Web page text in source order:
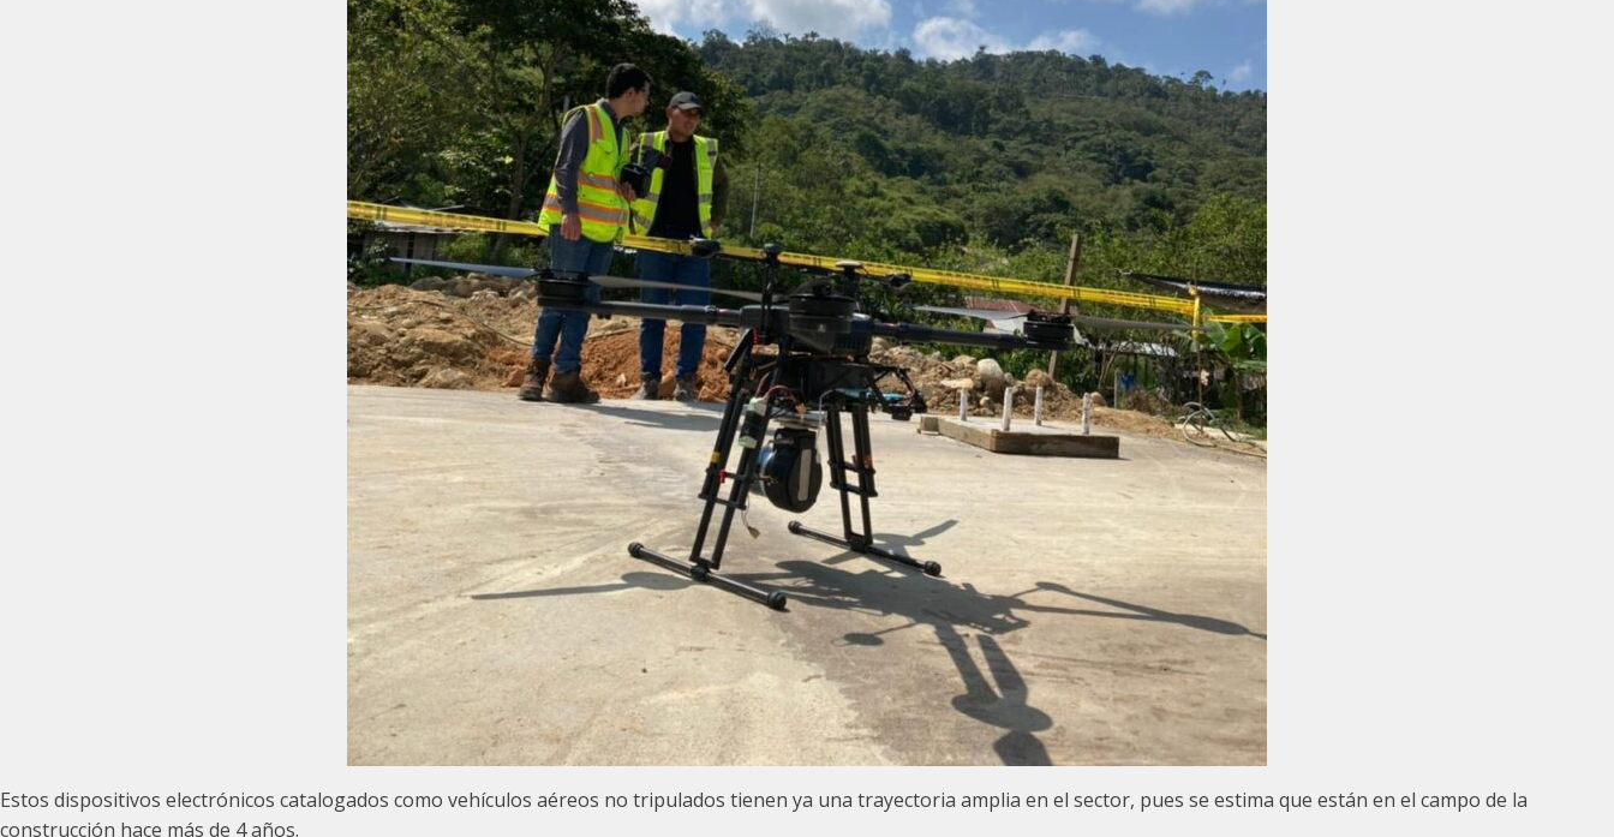
Estos dispositivos electrónicos catalogados como vehículos aéreos no tripulados tienen ya una trayectoria amplia en el sector, pues se estima que están en el campo de la
construcción hace más de 4 años.